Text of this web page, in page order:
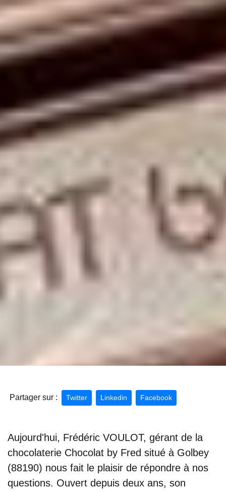
Partager sur : Twitter Linkedin Facebook
Aujourd'hui, Frédéric VOULOT, gérant de la
chocolaterie Chocolat by Fred situé à Golbey
(88190) nous fait le plaisir de répondre à nos
questions. Ouvert depuis deux ans, son